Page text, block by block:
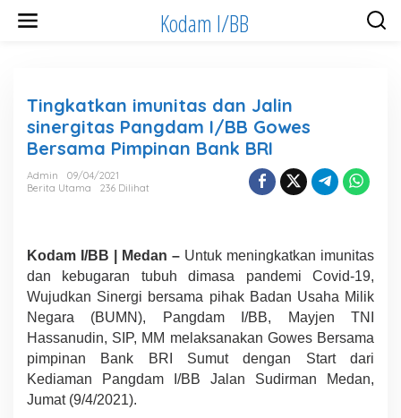
Kodam I/BB
Tingkatkan imunitas dan Jalin
sinergitas Pangdam I/BB Gowes
Bersama Pimpinan Bank BRI
Admin
09/04/2021
Berita Utama
236 Dilihat
Kodam I/BB | Medan – Untuk meningkatkan imunitas
dan kebugaran tubuh dimasa pandemi Covid-19,
Wujudkan Sinergi bersama pihak Badan Usaha Milik
Negara (BUMN), Pangdam I/BB, Mayjen TNI
Hassanudin, SIP, MM melaksanakan Gowes Bersama
pimpinan Bank BRI Sumut dengan Start dari
Kediaman Pangdam I/BB Jalan Sudirman Medan,
Jumat (9/4/2021).